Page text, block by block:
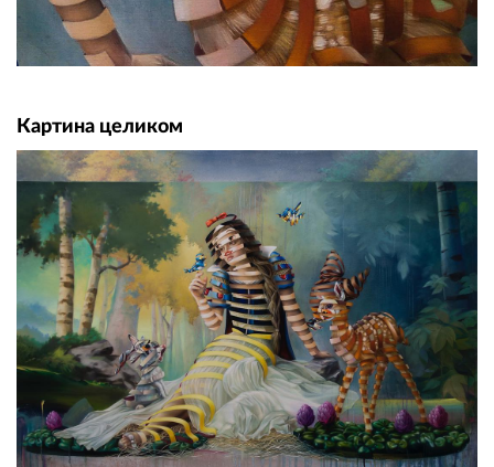
Картина целиком